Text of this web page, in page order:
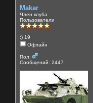
Makar
Член клуба
Пользователи
:) 19
Офлайн
Пол:
Сообщений: 2447